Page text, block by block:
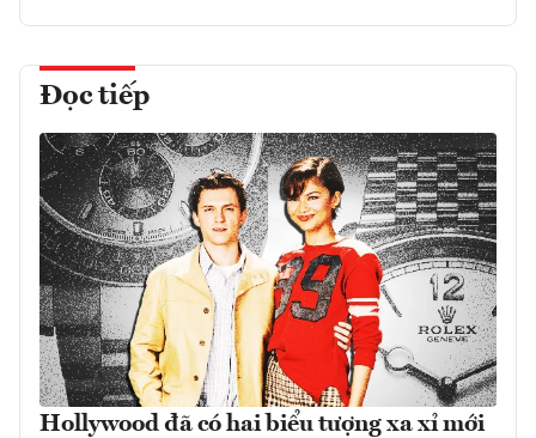
Đọc tiếp
Hollywood đã có hai biểu tượng xa xỉ mới